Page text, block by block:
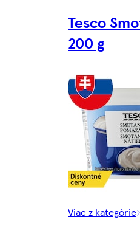
Tesco
200 g
Viac z kategórie